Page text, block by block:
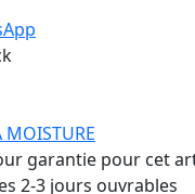
MOISTURE
garantie pour cet
2-3 jours ouvrables